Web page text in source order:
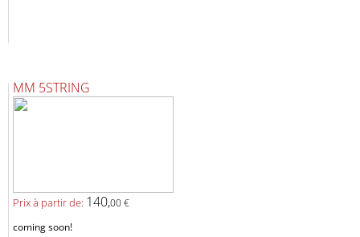
MM 5STRING
Prix ​​à partir de: 140,00 €
coming soon!